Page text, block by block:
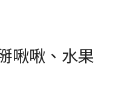
啾啾、水果